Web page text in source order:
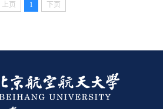
上页 1 下页